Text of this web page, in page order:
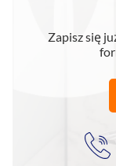
Zapisz się